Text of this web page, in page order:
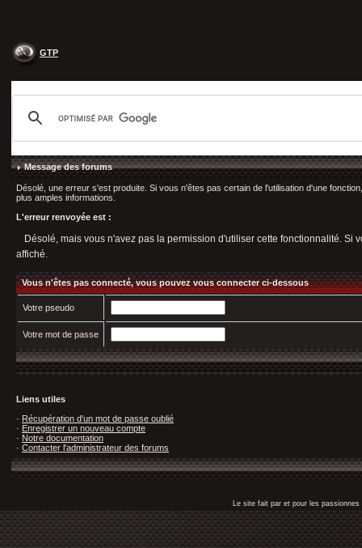
GTP
Message des forums
Désolé, une erreur s'est produite. Si vous n'êtes pas certain de l'utilisation d'une
plus amples informations.
L'erreur renvoyée est :
Désolé, mais vous n'avez pas la permission d'utiliser cette fonctionnalité.
affiché.
Vous n'êtes pas connecté, vous pouvez vous connecter ci-dessous
Votre pseudo
Votre mot de passe
Liens utiles
· Récupération d'un mot de passe oublié
· Enregistrer un nouveau compte
· Notre documentation
· Contacter l'administrateur des forums
Le site fait par et pour les